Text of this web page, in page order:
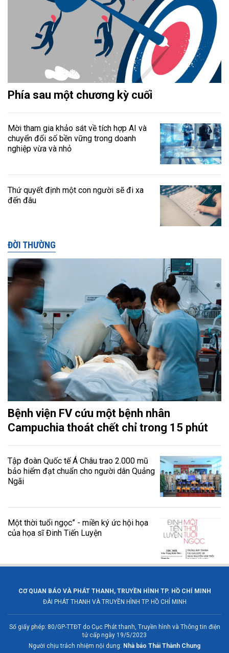
Phía sau một chương kỳ cuối
Mời tham gia khảo sát về tích hợp AI và
chuyển đổi số bền vững trong doanh
nghiệp vừa và nhỏ
Thứ quyết định một con người sẽ đi xa
đến đâu
ĐỜI THƯỜNG
Bệnh viện FV cứu một bệnh nhân
Campuchia thoát chết chỉ trong 15 phút
Tập đoàn Quốc tế Á Châu trao 2.000 mũ
bảo hiểm đạt chuẩn cho người dân Quảng
Ngãi
Một thời tuổi ngọc” - miền ký ức hội họa
của họa sĩ Đinh Tiến Luyện
CƠ QUAN BÁO VÀ PHÁT THANH, TRUYỀN HÌNH TP. HỒ CHÍ MINH
ĐÀI PHÁT THANH VÀ TRUYỀN HÌNH TP. HỒ CHÍ MINH
Số giấy phép: 80/GP-TTĐT do Cục Phát thanh, Truyền hình và Thông tin điện
tử cấp ngày 19/5/2023
Người chịu trách nhiệm nội dung: Nhà báo Thái Thành Chung